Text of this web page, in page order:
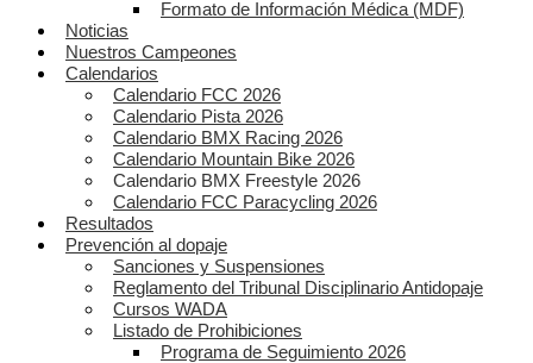
Formato de Información Médica (MDF)
Noticias
Nuestros Campeones
Calendarios
Calendario FCC 2026
Calendario Pista 2026
Calendario BMX Racing 2026
Calendario Mountain Bike 2026
Calendario BMX Freestyle 2026
Calendario FCC Paracycling 2026
Resultados
Prevención al dopaje
Sanciones y Suspensiones
Reglamento del Tribunal Disciplinario Antidopaje
Cursos WADA
Listado de Prohibiciones
Programa de Seguimiento 2026